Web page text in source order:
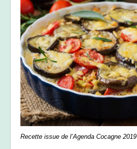
Recette issue de l’Agenda Cocagne 2019